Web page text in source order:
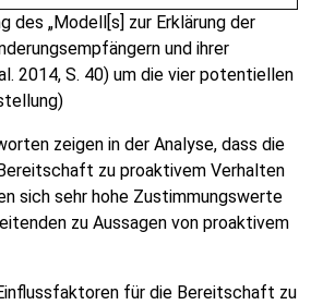
des „Modell[s] zur Erklärung der
und ihrer
2014, S. 40) um die vier potentiellen
zeigen in der Analyse, dass die
zu proaktivem Verhalten
sich sehr hohe Zustimmungswerte
zu Aussagen von proaktivem
für die Bereitschaft zu